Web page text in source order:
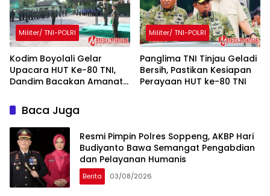
Militer/ TNI-POLRI
Kodim Boyolali Gelar
Upacara HUT Ke-80 TNI,
Dandim Bacakan Amanat
Militer/ TNI-POLRI
Panglima TNI Tinjau Geladi
Bersih, Pastikan Kesiapan
Perayaan HUT ke-80 TNI
Baca Juga
Resmi Pimpin Polres Soppeng, AKBP Hari
Budiyanto Bawa Semangat Pengabdian
dan Pelayanan Humanis
Berita 03/08/2026